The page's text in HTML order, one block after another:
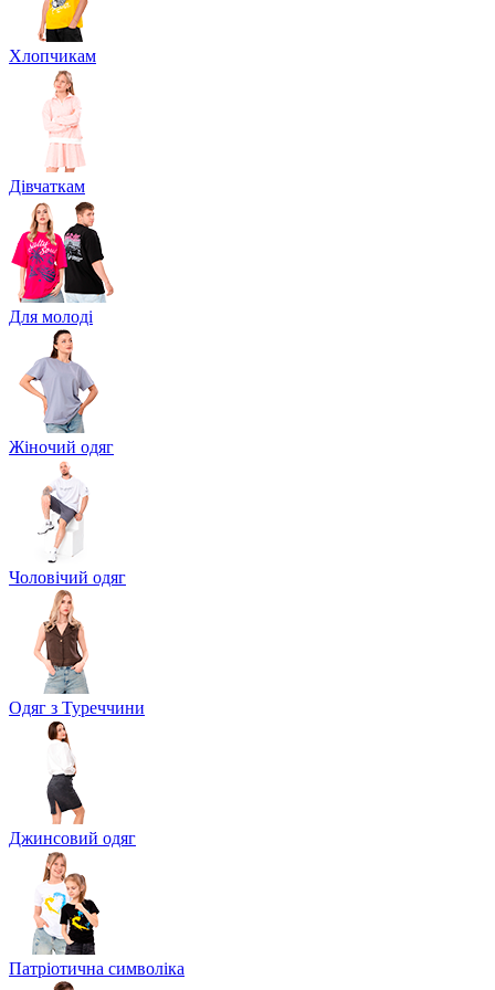
Хлопчикам
Дівчаткам
Для молоді
Жіночий одяг
Чоловічий одяг
Одяг з Туреччини
Джинсовий одяг
Патріотична символіка